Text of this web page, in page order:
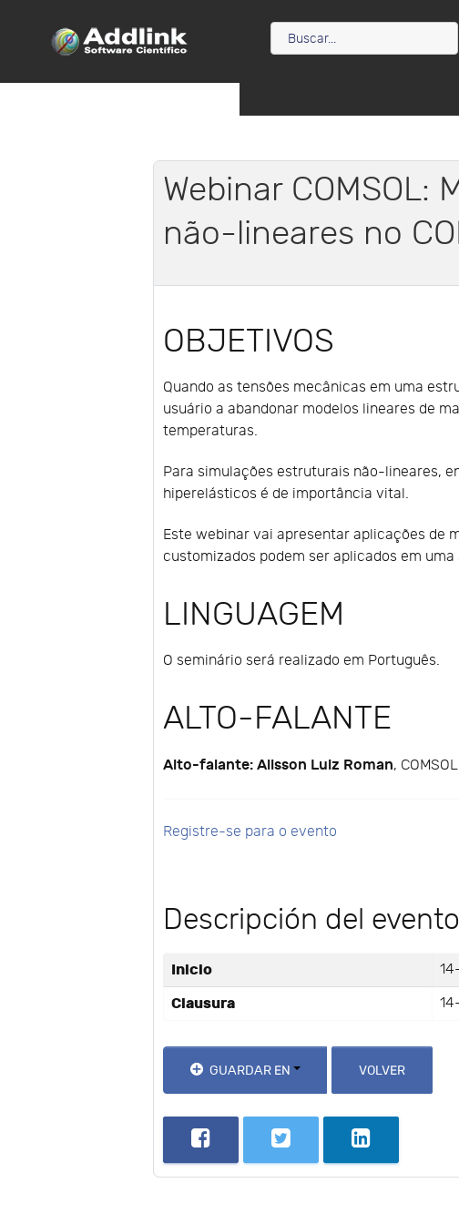
Webinar
não-lineares no
OBJETIVOS
Quando as tensões mecânicas em uma
usuário a abandonar modelos lineares de
temperaturas.
Para simulações estruturais não-lineares,
hiperelásticos é de importância vital.
Este webinar vai apresentar aplicações de
customizados podem ser aplicados em uma
LINGUAGEM
O seminário será realizado em Português.
ALTO-FALANTE
Alto-falante: Alisson Luiz Roman,
Registre-se para o evento
Descripción del evento
Inicio
Clausura
GUARDAR EN VOLVER